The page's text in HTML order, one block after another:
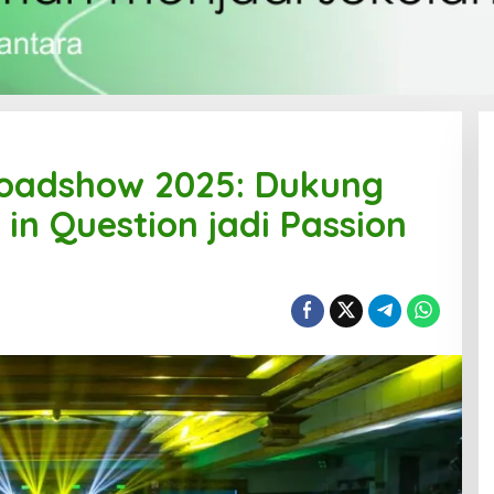
2025: Dukung
Question jadi Passion